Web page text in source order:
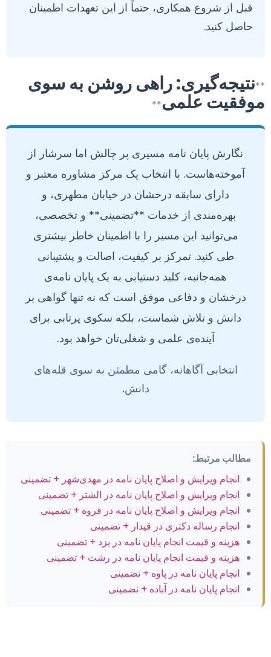
قبل از شروع همکاری، حتماً از این تعهدات اطمینان
حاصل کنید.
**نتیجه‌گیری: راهی روشن به سوی
موفقیت علمی**
نگارش پایان نامه مسیری پر چالش اما سرشار از
آموخته‌هاست. با انتخاب یک مرکز مشاوره معتبر و
دارای سابقه درخشان در خیابان مطهری، و
بهره‌مندی از خدمات **تضمینی** و تخصصی،
می‌توانید این مسیر را با اطمینان خاطر بیشتری
طی کنید. تمرکز بر کیفیت، اصالت و پشتیبانی
همه‌جانبه، کلید دستیابی به یک پایان نامه‌ی
درخشان و دفاعی موفق است که نه تنها گواهی بر
دانش و تلاش شماست، بلکه سکوی پرتابی برای
آینده‌ی علمی و شغلی‌تان خواهد بود.
انتخابی آگاهانه، گامی مطمئن به سوی قله‌های
دانش.
مطالب مرتبط:
انجام ویرایش و اصلاح پایان نامه در مهدی‌شهر + تضمینی
انجام ویرایش و اصلاح پایان نامه در الشتر + تضمینی
انجام ویرایش و اصلاح پایان نامه در قروه + تضمینی
انجام رساله دکتری در قیدار + تضمینی
هزینه و قیمت انجام پایان نامه در یزد + تضمینی
هزینه و قیمت انجام پایان نامه در رشت + تضمینی
انجام پایان نامه در پاوه + تضمینی
انجام پایان نامه در آباده + تضمینی